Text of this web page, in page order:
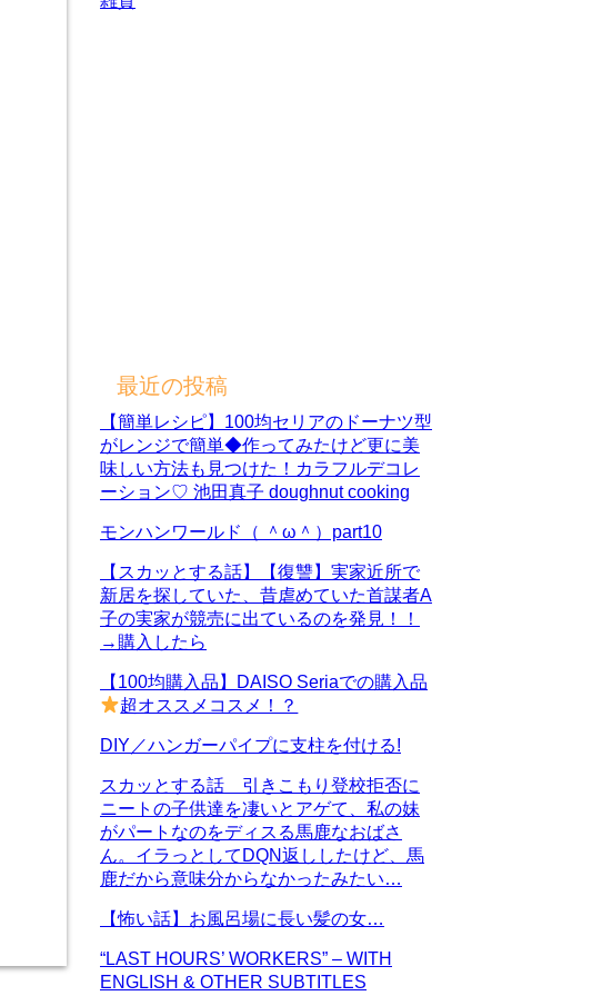
最近の投稿
【簡単レシピ】100均セリアのドーナツ型
がレンジで簡単◆作ってみたけど更に美
味しい方法も見つけた！カラフルデコレ
ーション♡ 池田真子 doughnut cooking
モンハンワールド（ ＾ω＾）part10
【スカッとする話】【復讐】実家近所で
新居を探していた、昔虐めていた首謀者A
子の実家が競売に出ているのを発見！！
→購入したら
【100均購入品】DAISO Seriaでの購入品
超オススメコスメ！？
DIY／ハンガーパイプに支柱を付ける!
スカッとする話 引きこもり登校拒否に
ニートの子供達を凄いとアゲて、私の妹
がパートなのをディスる馬鹿なおばさ
ん。イラっとしてDQN返ししたけど、馬
鹿だから意味分からなかったみたい…
【怖い話】お風呂場に長い髪の女…
“LAST HOURS’ WORKERS” – WITH
ENGLISH & OTHER SUBTITLES